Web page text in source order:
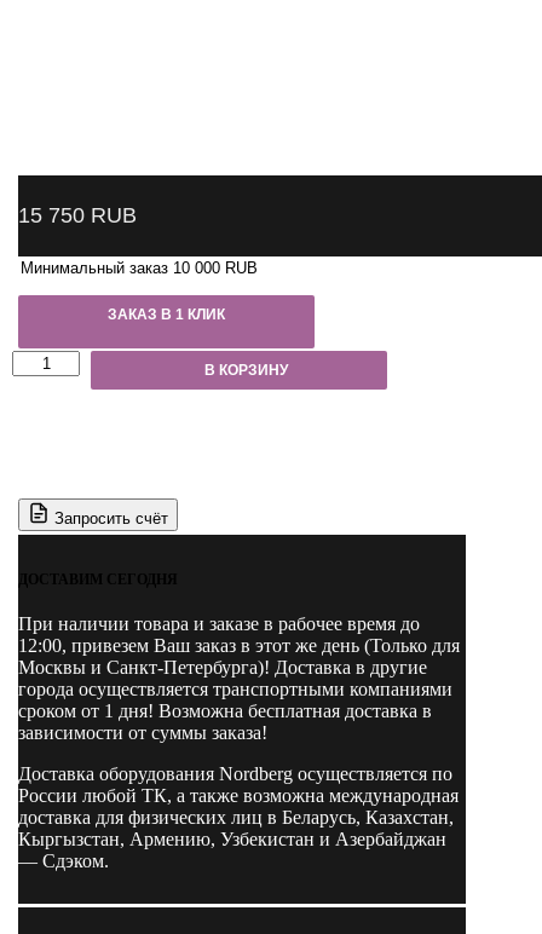
15 750 RUB
Минимальный заказ 10 000 RUB
ЗАКАЗ В 1 КЛИК
Количество
товара
боковая
загрузка
В КОРЗИНУ
Запросить счёт
ДОСТАВИМ СЕГОДНЯ
При наличии товара и заказе в рабочее время до
12:00, привезем Ваш заказ в этот же день (Только для
Москвы и Санкт-Петербурга)! Доставка в другие
города осуществляется транспортными компаниями
сроком от 1 дня! Возможна бесплатная доставка в
зависимости от суммы заказа!
Доставка оборудования Nordberg осуществляется по
России любой ТК, а также возможна международная
доставка для физических лиц в Беларусь, Казахстан,
Кыргызстан, Армению, Узбекистан и Азербайджан
— Сдэком.